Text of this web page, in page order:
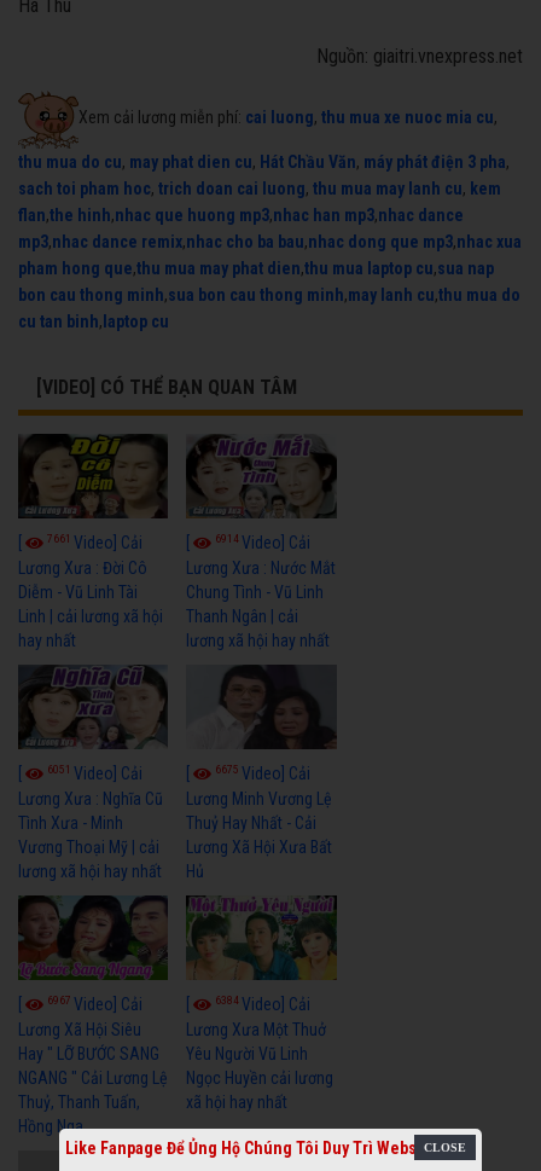
Hà Thu
Nguồn: giaitri.vnexpress.net
Xem cải lương miễn phí: cai luong, thu mua xe nuoc mia cu,
thu mua do cu, may phat dien cu, Hát Chầu Văn, máy phát điện 3 pha,
sach toi pham hoc, trich doan cai luong, thu mua may lanh cu, kem
flan,the hinh,nhac que huong mp3,nhac han mp3,nhac dance
mp3,nhac dance remix,nhac cho ba bau,nhac dong que mp3,nhac xua
pham hong que,thu mua may phat dien,thu mua laptop cu,sua nap
bon cau thong minh,sua bon cau thong minh,may lanh cu,thu mua do
cu tan binh, laptop cu
[VIDEO] CÓ THỂ BẠN QUAN TÂM
7661 Video] Cải
Lương Xưa : Đời Cô
Diễm - Vũ Linh Tài
Linh | cải lương xã hội
hay nhất
6914Video] Cải
Lương Xưa : Nước Mắt
Chung Tình - Vũ Linh
Thanh Ngân | cải
lương xã hội hay nhất
6051 Video] Cải
Lương Xưa : Nghĩa Cũ
Tình Xưa - Minh
Vương Thoại Mỹ | cải
lương xã hội hay nhất
6675Video] Cải
Lương Minh Vương Lệ
Thuỷ Hay Nhất - Cải
Lương Xã Hội Xưa Bất
Hủ
6967 Video] Cải
Lương Xã Hội Siêu
Hay " LỠ BƯỚC SANG
NGANG " Cải Lương Lệ
Thuỷ, Thanh Tuấn,
Hồng Nga
6384Video] Cải
Lương Xưa Một Thuở
Yêu Người Vũ Linh
Ngọc Huyền cải lương
xã hội hay nhất
Like Fanpage Để Ủng Hộ Chúng Tôi Duy Trì Website